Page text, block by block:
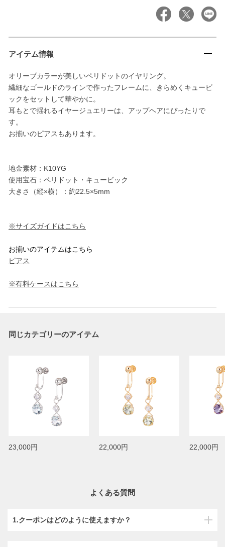
アイテム情報
オリーブカラーが美しいペリドットのイヤリング。
繊細なゴールドのラインで作ったフレームに、きらめくキュービ
ックをセットして華やかに。
耳もとで揺れるイヤージュエリーは、アップヘアにぴったりで
す。
お揃いのピアスもあります。
地金素材：K10YG
使用宝石：ペリドット・キュービック
大きさ（縦×横）：約22.5×5mm
※サイズガイドはこちら
お揃いのアイテムはこちら
ピアス
※有料ケースはこちら
同じカテゴリーのアイテム
23,000円 22,000円 22,000円
よくある質問
1.クーポンはどのように使えますか？